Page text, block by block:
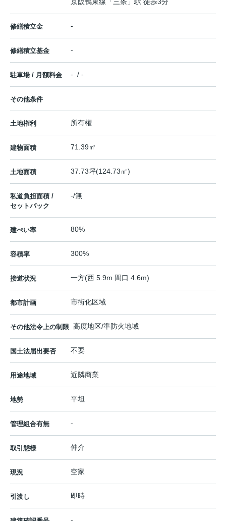
修繕積立金 -
修繕積立基金 -
駐車場 / 月額料金 - / -
その他条件
土地権利 所有権
建物面積 71.39㎡
土地面積 37.73坪(124.73㎡)
私道負担面積 /
セットバック
-/無
建ぺい率 80%
容積率 300%
接道状況 一方(西 5.9m 間口 4.6m)
都市計画 市街化区域
その他法令上の制限 高度地区/準防火地域
国土法届出要否 不要
用途地域 近隣商業
地勢 平坦
管理組合有無 -
取引態様 仲介
現況 空家
引渡し 即時